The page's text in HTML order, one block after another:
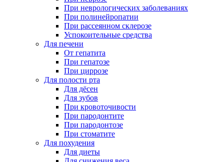
При неврологических заболеваниях
При полинейропатии
При рассеянном склерозе
Успокоительные средства
Для печени
От гепатита
При гепатозе
При циррозе
Для полости рта
Для дёсен
Для зубов
При кровоточивости
При пародонтите
При пародонтозе
При стоматите
Для похудения
Для диеты